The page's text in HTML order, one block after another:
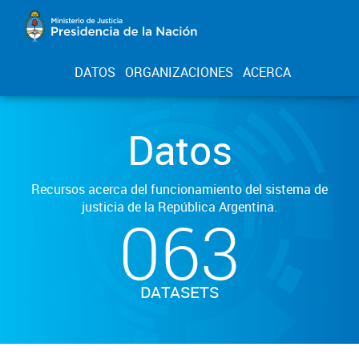
DATOS ORGANIZACIONES ACERCA
Datos
Recursos acerca del funcionamiento del sistema de
justicia de la República Argentina.
063
DATASETS